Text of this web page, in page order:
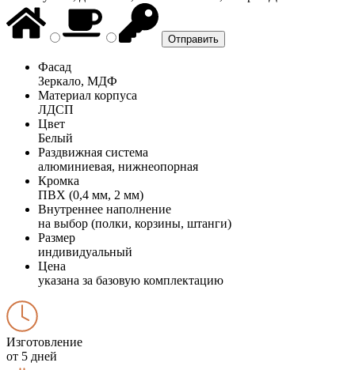
Фасад
Зеркало, МДФ
Материал корпуса
ЛДСП
Цвет
Белый
Раздвижная система
алюминиевая, нижнеопорная
Кромка
ПВХ (0,4 мм, 2 мм)
Внутреннее наполнение
на выбор (полки, корзины, штанги)
Размер
индивидуальный
Цена
указана за базовую комплектацию
Изготовление
от 5 дней